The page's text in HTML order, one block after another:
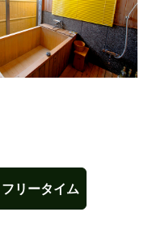
フリータイム